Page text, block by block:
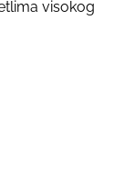
visokog